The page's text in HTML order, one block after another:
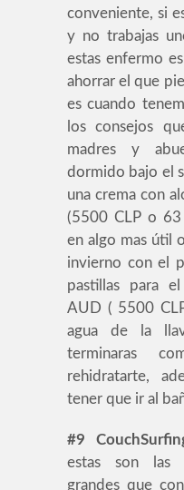
conveniente, si
y no trabajas
estas enfermo
ahorrar el que
es cuando
los consejos
madres y
dormido bajo el
una crema con
(5500 CLP o 63
en algo mas útil
invierno con el
pastillas para
AUD ( 5500
agua de la
terminaras
rehidratarte,
tener que ir al
#9
estas son las
grandes que